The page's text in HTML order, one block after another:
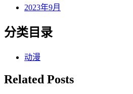
2023年9月
分类目录
动漫
Related Posts